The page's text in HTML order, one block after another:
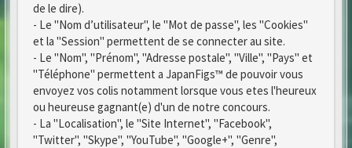
de le dire).
- Le "Nom d’utilisateur", le "Mot de passe", les "Cookies"
et la "Session" permettent de se connecter au site.
- Le "Nom", "Prénom", "Adresse postale", "Ville", "Pays" et
"Téléphone" permettent a JapanFigs™ de pouvoir vous
envoyez vos colis notamment lorsque vous etes l'heureux
ou heureuse gagnant(e) d'un de notre concours.
- La "Localisation", le "Site Internet", "Facebook",
"Twitter", "Skype", "YouTube", "Google+", "Genre",